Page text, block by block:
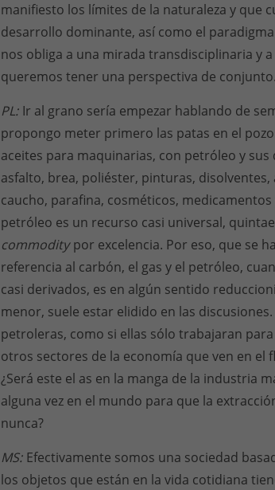
manifiesto los límites de la naturaleza y que
desarrollo dominante, así como el
nos obliga a una mirada transdisciplinaria y
queremos tener una perspectiva de conjunto.
PL: Ir al grano sería empezar hablando de
propongo meter primero las patas en el
aceites para maquinarias, con petróleo y
asfalto, brea, poliéster, pinturas,
caucho, parafina, cosméticos,
petróleo es un recurso casi universal,
commoditypor excelencia. Por eso, que se
referencia al carbón, el gas y el petróleo,
casi derivados, es en algún sentido
menor, suele estar elidido en las
petroleras, como si ellas sólo trabajaran
otros sectores de la economía que ven en el
¿Será este el as en la manga de la industria
alguna vez en el mundo para que la
nunca?
MS: Efectivamente somos una sociedad
los objetos que están en la vida cotidiana